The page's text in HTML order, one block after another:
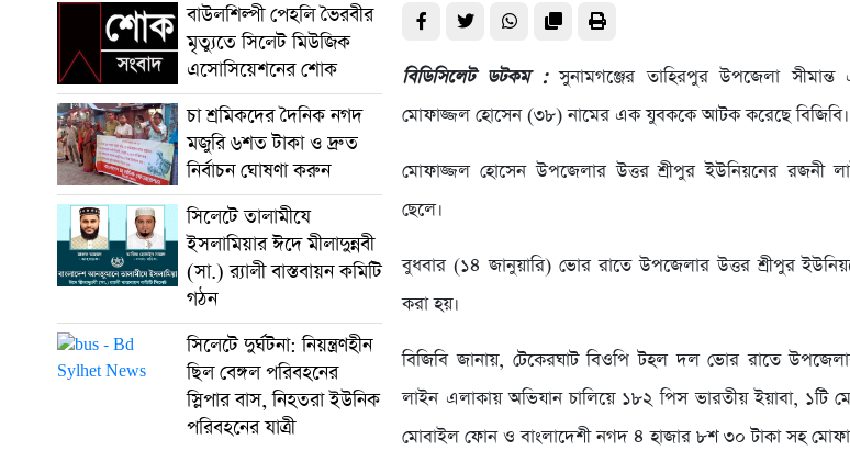
বাউলশিল্পী পেহলি ভৈরবীর
মৃত্যুতে সিলেট মিউজিক
এসোসিয়েশনের শোক
চা শ্রমিকদের দৈনিক নগদ
মজুরি ৬শত টাকা ও দ্রুত
নির্বাচন ঘোষণা করুন
সিলেটে তালামীযে
ইসলামিয়ার ঈদে মীলাদুন্নবী
(সা.) র‌্যালী বাস্তবায়ন কমিটি
গঠন
সিলেটে দুর্ঘটনা: নিয়ন্ত্রণহীন
ছিল বেঙ্গল পরিবহনের
স্লিপার বাস, নিহতরা ইউনিক
পরিবহনের যাত্রী
বিডিসিলেট ডটকম :সুনামগঞ্জের তাহিরপুর উপজেলা
মোফাজ্জল হোসেন (৩৮) নামের এক যুবককে আটক করেছে বিজিবি।
মোফাজ্জল হোসেন উপজেলার উত্তর শ্রীপুর ইউনিয়নের রজনী
ছেলে।
বুধবার (১৪ জানুয়ারি) ভোর রাতে উপজেলার উত্তর শ্রীপুর
করা হয়।
বিজিবি জানায়, টেকেরঘাট বিওপি টহল দল ভোর রাতে
লাইন এলাকায় অভিযান চালিয়ে ১৮২ পিস ভারতীয় ইয়াবা, ১টি
মোবাইল ফোন ও বাংলাদেশী নগদ ৪ হাজার ৮শ ৩০ টাকা সহ